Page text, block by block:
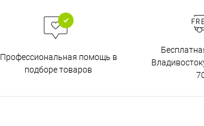
Профессиональная помощь в
подборе товаров